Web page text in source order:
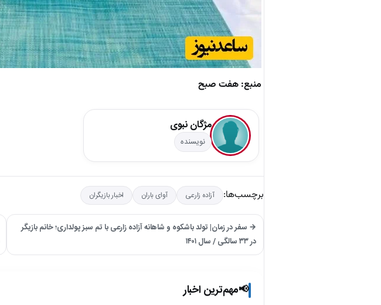
منبع: هفت صبح
مژگان نبوی
نویسنده
برچسب‌ها: آزاده زارعی آوای باران اخبار بازیگران
→ سفر در زمان| تولد باشکوه و شاهانه آزاده زارعی با تم سبز پولداری؛ خانم بازیگر
در ۳۳ سالگی / سال ۱۴۰۱
📢مهم‌ترین اخبار